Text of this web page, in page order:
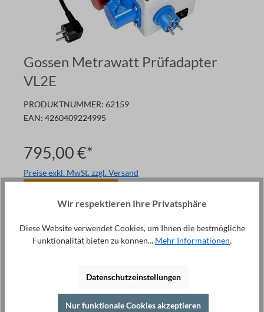
Gossen Metrawatt Prüfadapter
VL2E
PRODUKTNUMMER: 62159
EAN: 4260409224995
795,00 €*
Preise exkl. MwSt. zzgl. Versand
In den Warenkorb
Wir respektieren Ihre Privatsphäre
Diese Website verwendet Cookies, um Ihnen die bestmögliche
Funktionalität bieten zu können... Mehr Informationen.
Datenschutzeinstellungen
Nur funktionale Cookies akzeptieren